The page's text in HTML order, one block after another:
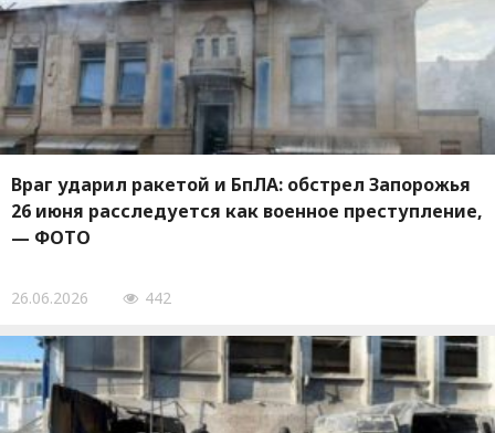
Враг ударил ракетой и БпЛА: обстрел Запорожья
26 июня расследуется как военное преступление,
— ФОТО
26.06.2026 442